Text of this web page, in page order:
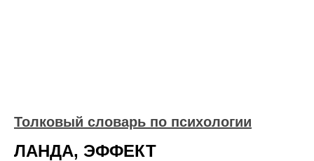
Толковый словарь по психологии
ЛАНДА, ЭФФЕКТ